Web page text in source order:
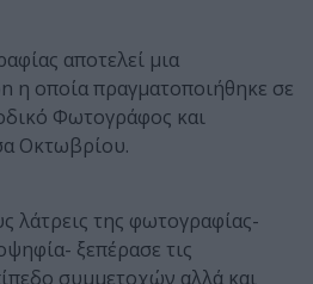
αποτελεί μια
η οποία πραγματοποιήθηκε σε
Φωτογράφος και
Οκτωβρίου.
λάτρεις της φωτογραφίας-
ξεπέρασε τις
συμμετοχών αλλά και